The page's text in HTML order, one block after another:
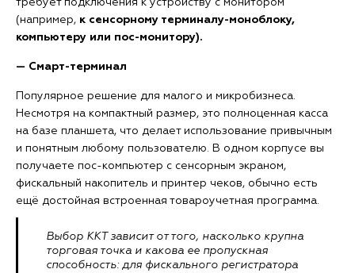
требует подключения к устройству с монитором
(например, к сенсорному терминалу-моноблоку,
компьютеру или пос-монитору).
— Смарт-терминал
Популярное решение для малого и микробизнеса.
Несмотря на компактный размер, это полноценная касса
на базе планшета, что делает использование привычным
и понятным любому пользователю. В одном корпусе вы
получаете пос-компьютер с сенсорным экраном,
фискальный накопитель и принтер чеков, обычно есть
ещё достойная встроенная товароучетная программа.
Выбор ККТ зависит от того, насколько крупна
торговая точка и какова ее пропускная
способность: для фискального регистратора